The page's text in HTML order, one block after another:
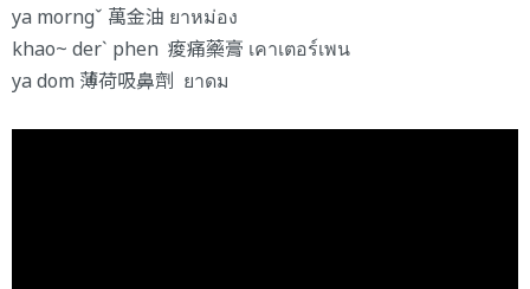
ya morngˇ 萬金油 ยาหม่อง
khao~ derˋ phen 痠痛藥膏 เคาเตอร์เพน
ya dom 薄荷吸鼻劑 ยาดม